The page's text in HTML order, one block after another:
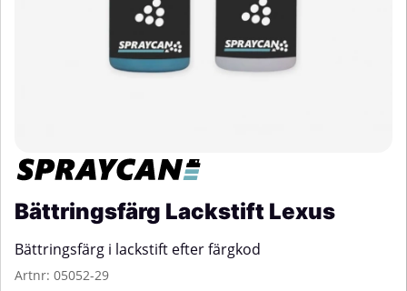
Bättringsfärg Lackstift Lexus
Bättringsfärg i lackstift efter färgkod
Artnr: 05052-29